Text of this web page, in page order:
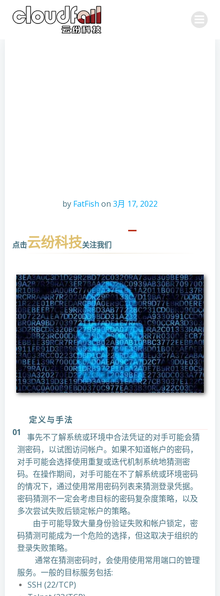
by FatFish on 3月 17, 2022
点击云纷科技关注我们
定义与手法
01事先不了解系统或环境中合法凭证的对手可能会猜
测密码，以试图访问帐户。如果不知道帐户的密码，
对手可能会选择使用重复或迭代机制系统地猜测密
码。在操作期间，对手可能在不了解系统或环境密码
的情况下，通过使用常用密码列表来猜测登录凭据。
密码猜测不一定会考虑目标的密码复杂度策略，以及
多次尝试失败后锁定帐户的策略。
由于可能导致大量身份验证失败和帐户锁定，密
码猜测可能成为一个危险的选择，但这取决于组织的
登录失败策略。
通常在猜测密码时，会使用使用常用端口的管理
服务。一般的目标服务包括:
SSH (22/TCP)